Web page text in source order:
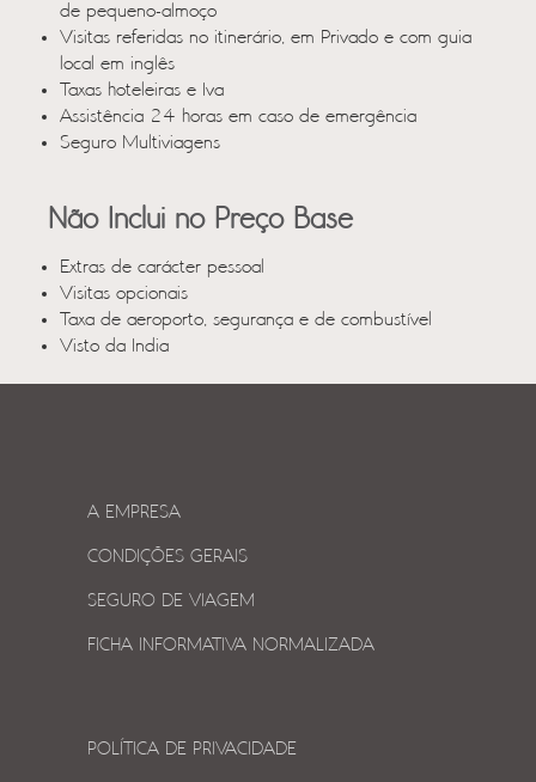
de pequeno-almoço
Visitas referidas no itinerário, em Privado e com guia
local em inglês
Taxas hoteleiras e Iva
Assistência 24 horas em caso de emergência
Seguro Multiviagens
Não Inclui no Preço Base
Extras de carácter pessoal
Visitas opcionais
Taxa de aeroporto, segurança e de combustível
Visto da India
A EMPRESA
CONDIÇÕES GERAIS
SEGURO DE VIAGEM
FICHA INFORMATIVA NORMALIZADA
POLÍTICA DE PRIVACIDADE